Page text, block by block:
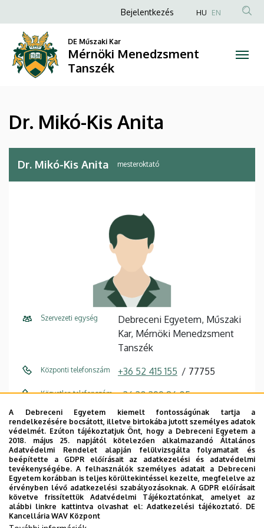
Mikó-
Kis
Anita
Mérnöki
Menedzsment
Tanszék
a
tartalomra
Anonim
fiók
menüje
Bejelentkezés HU EN
DE Műszaki Kar
Mérnöki Menedzsment
Tanszék
Dr. Mikó-Kis Anita
Dr. Mikó-Kis Anita mesteroktató
Szervezeti egység
Debreceni Egyetem, Műszaki
Kar, Mérnöki Menedzsment
Tanszék
Központi telefonszám +36 52 415 155 77755
Közvetlen telefonszám +36 30 399 86 05
E-mail cím drkisanita@eng.unideb.hu
Cím
4028 Debrecen Ótemető utca
2-4
Épület Műszaki Kar "A" épület
Emelet, ajtó 2. emelet, 202/B
Weboldal
A Debreceni Egyetem kiemelt fontosságúnak tartja a
rendelkezésére bocsátott, illetve birtokába jutott személyes adatok
védelmét. Ezúton tájékoztatjuk Önt, hogy a Debreceni Egyetem a
2018. május 25. napjától kötelezően alkalmazandó Általános
Adatvédelmi Rendelet alapján felülvizsgálta folyamatait és
beépítette a GDPR előírásait az adatkezelési és adatvédelmi
tevékenységébe. A felhasználók személyes adatait a Debreceni
Egyetem korábban is teljes körültekintéssel kezelte, megfelelve az
érvényben lévő adatkezelési szabályozásoknak. A GDPR előírásait
követve frissítettük Adatvédelmi Tájékoztatónkat, amelyet az
alábbi linkre kattintva olvashat el:Adatkezelési tájékoztató. DE
Kancellária WAV Központ